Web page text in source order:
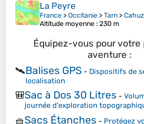
La Peyre
France >Occitanie >Tarn >
Altitude moyenne : 230 m
Équipez-vous pour votre
aventure :
🛰️Balises GPS - Dispositifs de
localisation
🎒Sac à Dos 30 Litres -
journée d'exploration
🧺Sacs Étanches - Protégez